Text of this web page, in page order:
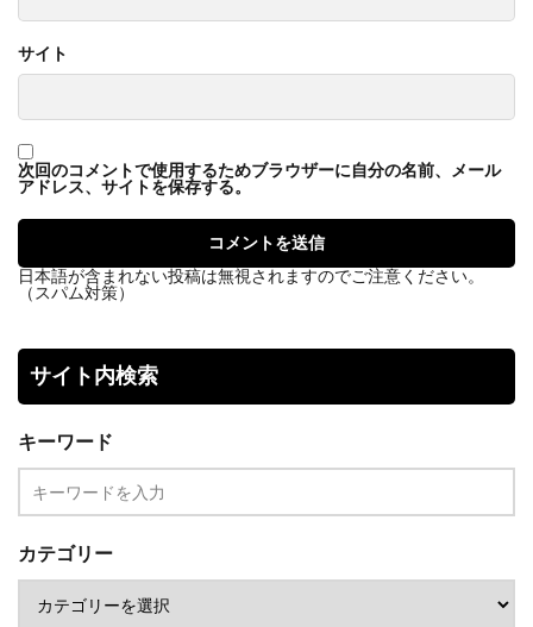
サイト
次回のコメントで使用するためブラウザーに自分の名前、メール
アドレス、サイトを保存する。
日本語が含まれない投稿は無視されますのでご注意ください。
（スパム対策）
サイト内検索
キーワード
カテゴリー